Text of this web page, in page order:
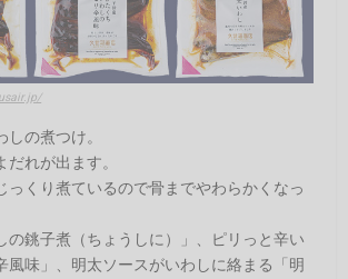
の煮つけ。
れが出ます。
っくり煮ているので骨までやわらかくなっ
の銚子煮（ちょうしに）」、ピリっと辛い
風味」、明太ソースがいわしに絡まる「明